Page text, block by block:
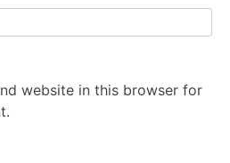
website in this browser for